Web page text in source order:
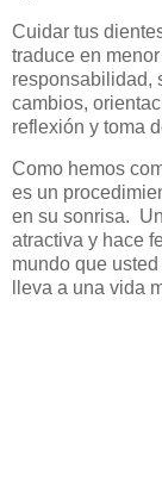
Cuidar tus
traduce en
responsabilidad,
cambios,
reflexión y toma
Como hemos
es un
en su sonrisa.
atractiva y hace
mundo que
lleva a una vida